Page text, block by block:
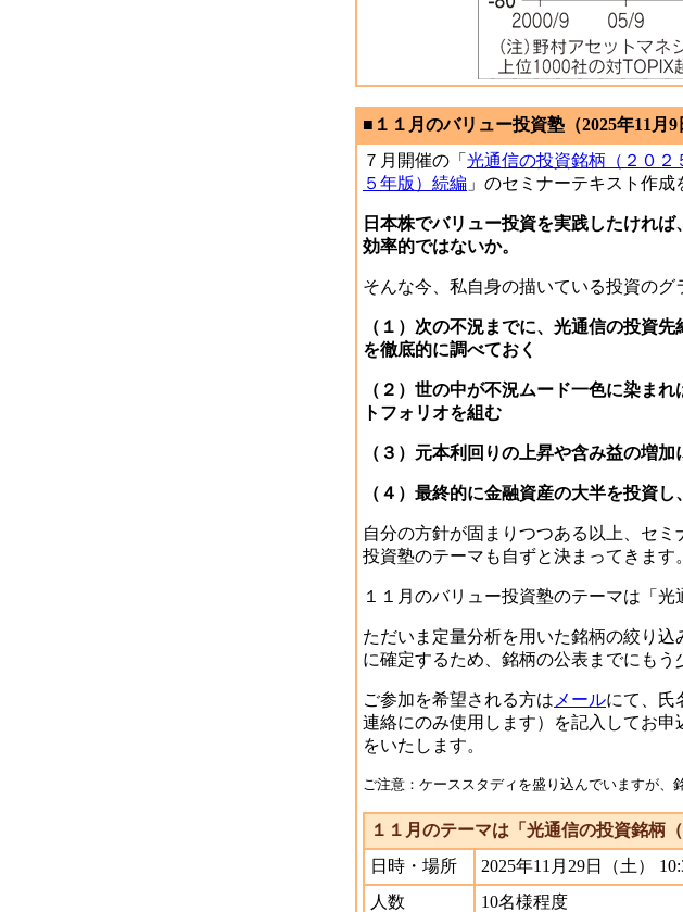
■１１月のバリュー投資塾（2025年11月9
７月開催の「 光通信の投資銘柄（２０２
５年版）続編 」のセミナーテキスト作
日本株でバリュー投資を実践したけれ
効率的ではないか。
そんな今、私自身の描いている投資のグ
（１）次の不況までに、光通信の投資
を徹底的に調べておく
（２）世の中が不況ムード一色に染ま
トフォリオを組む
（３）元本利回りの上昇や含み益の増
（４）最終的に金融資産の大半を投資
自分の方針が固まりつつある以上、セ
投資塾のテーマも自ずと決まってきます。
１１月のバリュー投資塾のテーマは「
ただいま定量分析を用いた銘柄の絞り
に確定するため、銘柄の公表までにもう
ご参加を希望される方は メールにて、氏
連絡にのみ使用します）を記入してお
をいたします。
ご注意：ケーススタディを盛り込んでいますが、
１１月のテーマは「光通信の投資銘柄
日時・場所
2025年11月29日（土）
人数
10名様程度